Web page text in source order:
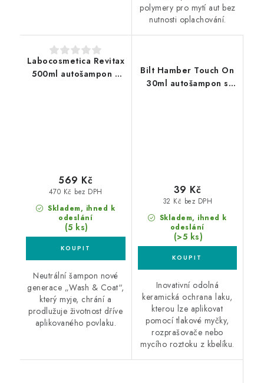
polymery pro mytí aut bez
nutnosti oplachování.
Labocosmetica Revitax
500ml autošampon s
Skladem, ihned k
odeslání
(5 ks)
470 Kč bez DPH
569 Kč
Neutrální šampon nové
generace „Wash & Coat“,
který myje, chrání a
prodlužuje životnost dříve
aplikovaného povlaku.
Bilt Hamber Touch On
30ml autošampon s
Skladem, ihned k
odeslání
(>5 ks)
32 Kč bez DPH
39 Kč
Inovativní odolná
keramická ochrana laku,
kterou lze aplikovat
pomocí tlakové myčky,
rozprašovače nebo
mycího roztoku z kbelíku.